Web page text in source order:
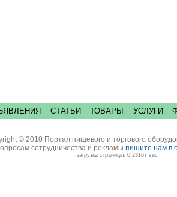
СТАТЬИ ТОВАРЫ УСЛУГИ
© 2010 Портал пищевого и торгового
сотрудничества и рекламы пишите нам в
загрузка страницы: 0.23167 sec